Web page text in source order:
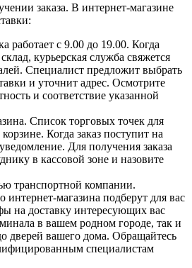
заказа. В интернет-магазине
работает с 9.00 до 19.00. Когда
курьерская служба свяжется
Специалист предложит выбрать
и уточнит адрес. Осмотрите
и соответствие указанной
Список торговых точек для
Когда заказ поступит на
Для получения заказа
в кассовой зоне и назовите
транспортной компании.
магазина подберут для вас
на доставку интересующих вас
в вашем родном городе, так и
дверей вашего дома. Обращайтесь
специалистам